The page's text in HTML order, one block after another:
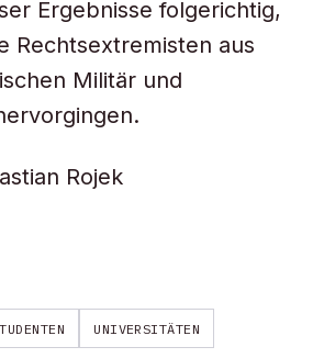
Ergebnisse folgerichtig,
Rechtsextremisten aus
Militär und
Rojek
UNIVERSITÄTEN